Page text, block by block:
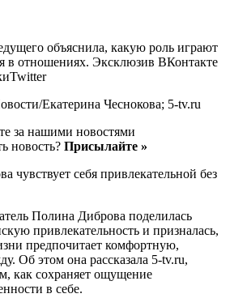
объяснила, какую роль играют
в отношениях. Эксклюзив ВКонтакте
Екатерина Чеснокова; 5-tv.ru
за нашими новостями
новость? Присылайте »
чувствует себя привлекательной без
Полина Диброва поделилась
привлекательность и призналась,
предпочитает комфортную,
Об этом она рассказала 5-tv.ru,
как сохраняет ощущение
в себе.